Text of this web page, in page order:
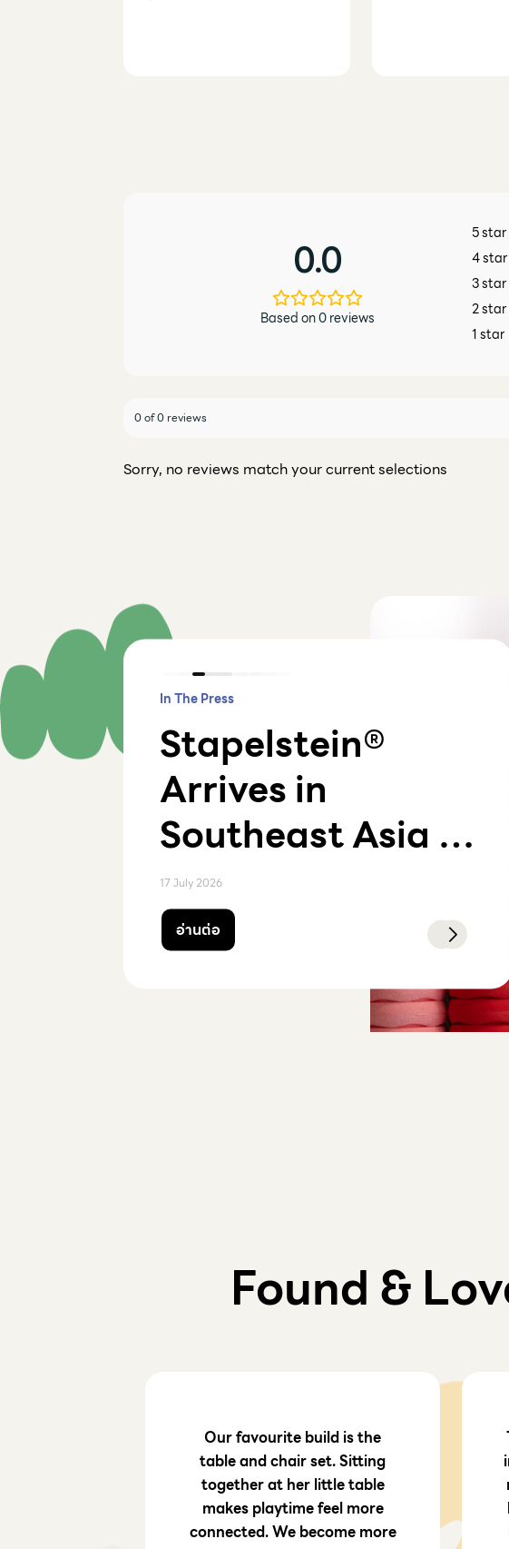
0.0
Based on 0 reviews
5 star
4 star
3 star
2 star
1 star
0 of 0 reviews
Sorry, no reviews match your current selections
In The Press
อ่านต่อ
Articles
อ่านต่อ
In The Press
Stapelstein®
Arrives in
Southeast Asia —
Keimen Kids Is
the Official
Distributor
17 July 2026
อ่านต่อ
Articles
อ่านต่อ
Articles
อ่านต่อ
ReviewsIn The Press
อ่านต่อ
ArticlesVideo
อ่านต่อ
Found &
Our favourite build is the
table and chair set. Sitting
together at her little table
makes playtime feel more
connected. We become more